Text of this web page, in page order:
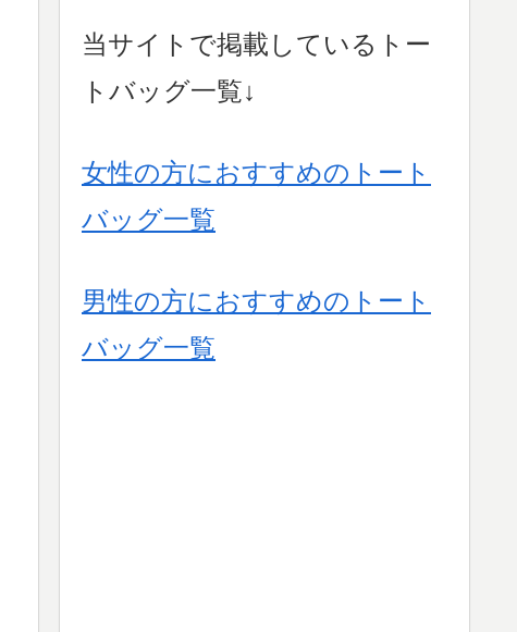
当サイトで掲載しているトー
トバッグ一覧↓
女性の方におすすめのトート
バッグ一覧
男性の方におすすめのトート
バッグ一覧